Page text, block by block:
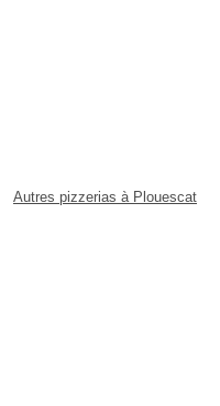
Autres pizzerias à Plouescat